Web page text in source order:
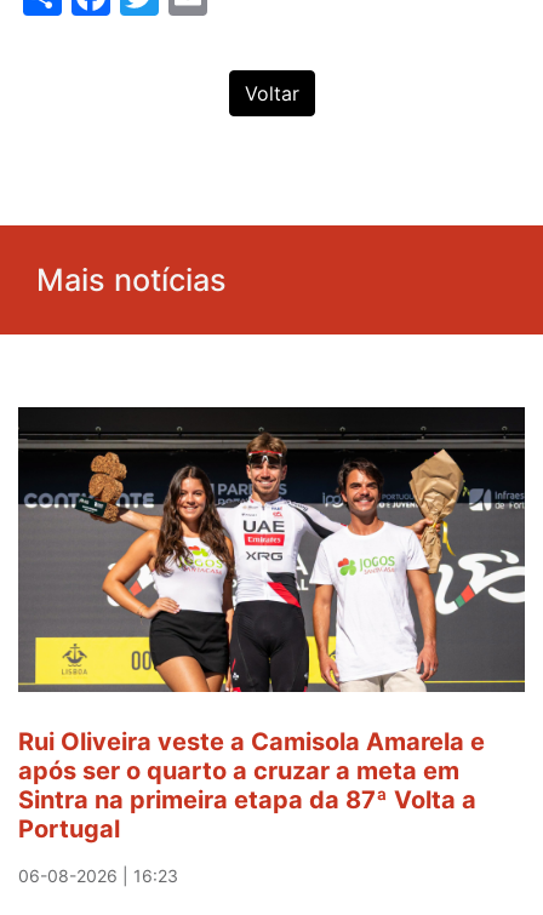
Voltar
Mais notícias
Rui Oliveira veste a Camisola Amarela e
após ser o quarto a cruzar a meta em
Sintra na primeira etapa da 87ª Volta a
Portugal
06-08-2026 | 16:23